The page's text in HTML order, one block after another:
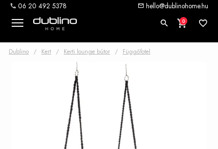
06 20 492 5378 hello@dublinohome.hu
0
Dublino / Kert / Kerti lounge bútor / Függőfotel